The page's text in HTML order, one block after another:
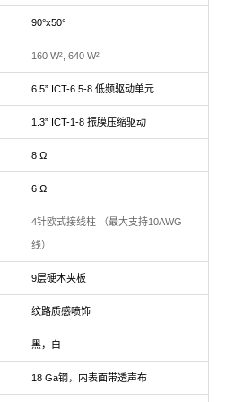
90°x50°
160 W², 640 W²
6.5” ICT-6.5-8 低频驱动单元
1.3” ICT-1-8 振膜压缩驱动
8 Ω
6 Ω
4针欧式接线柱 （最大支持10AWG
线）
9层硬木夹板
纹路质感喷饰
黑，白
18 Ga钢，内表面带透声布